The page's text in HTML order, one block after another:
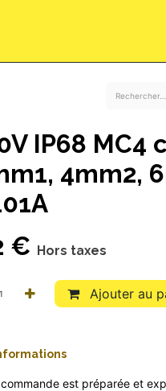
IP68 MC4
4mm2,
€ Hors taxes
Ajouter au
est préparée et